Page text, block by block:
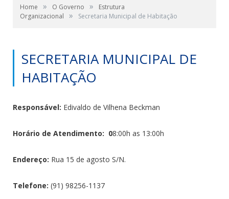
Home » O Governo »
Estrutura
Organizacional
» Secretaria Municipal de Habitação
SECRETARIA MUNICIPAL DE
HABITAÇÃO
Responsável: Edivaldo de Vilhena Beckman
Horário de Atendimento: 08:00h as 13:00h
Endereço: Rua 15 de agosto S/N.
Telefone: (91) 98256-1137